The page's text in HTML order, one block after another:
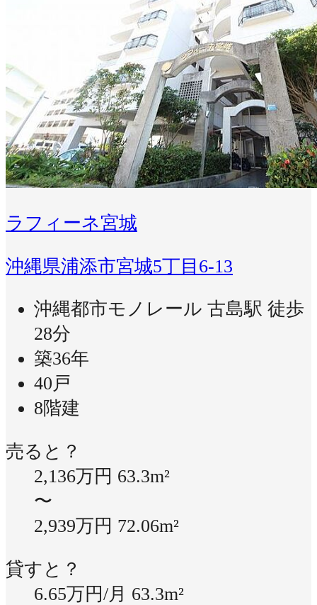
ラフィーネ宮城
沖縄県浦添市宮城5丁目6-13
沖縄都市モノレール 古島駅 徒歩
28分
築36年
40戸
8階建
売ると？
2,136万円 63.3m²
〜
2,939万円 72.06m²
貸すと？
6.65万円/月 63.3m²